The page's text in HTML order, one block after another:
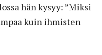
hän kysyy: ”Miksi
kuin ihmisten